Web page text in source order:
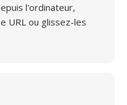
l'ordinateur,
URL ou glissez-les